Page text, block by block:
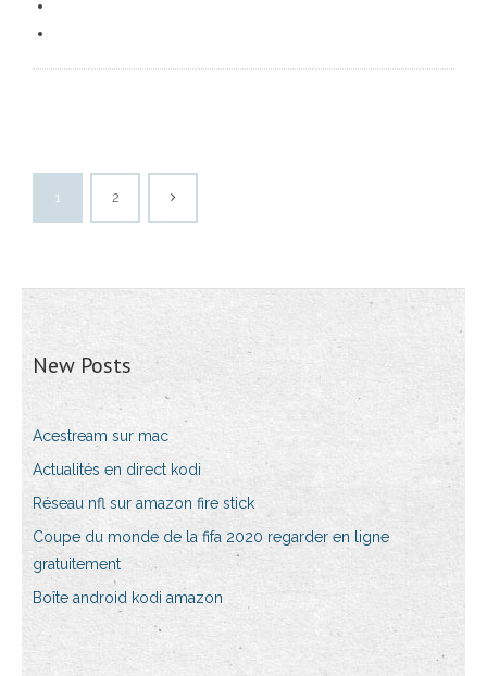
1 2
New Posts
Acestream sur mac
Actualités en direct kodi
Réseau nfl sur amazon fire stick
Coupe du monde de la fifa 2020 regarder en ligne
gratuitement
Boîte android kodi amazon